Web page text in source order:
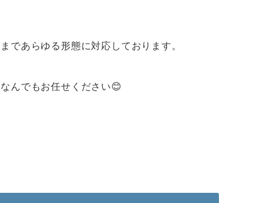
であらゆる形態に対応しております。
んでもお任せください😊